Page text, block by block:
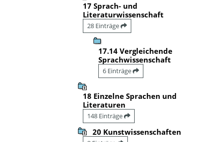
17 Sprach- und
Literaturwissenschaft
28 Einträge
17.14 Vergleichende
Sprachwissenschaft
6 Einträge
18 Einzelne Sprachen und
Literaturen
148 Einträge
20 Kunstwissenschaften